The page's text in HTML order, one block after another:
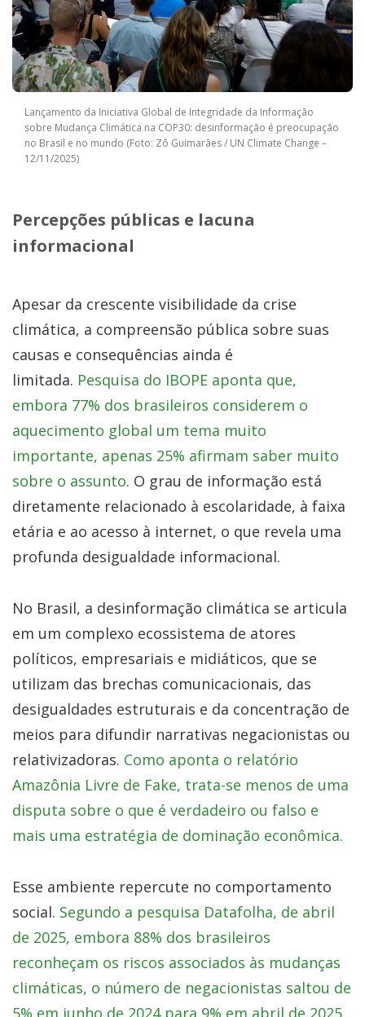
Lançamento da Iniciativa Global de Integridade da Informação
sobre Mudança Climática na COP30: desinformação é preocupação
no Brasil e no mundo (Foto: Zô Guimarães / UN Climate Change –
12/11/2025)
Percepções públicas e lacuna
informacional
Apesar da crescente visibilidade da crise
climática, a compreensão pública sobre suas
causas e consequências ainda é
limitada. Pesquisa do IBOPE aponta que,
embora 77% dos brasileiros considerem o
aquecimento global um tema muito
importante, apenas 25% afirmam saber muito
sobre o assunto. O grau de informação está
diretamente relacionado à escolaridade, à faixa
etária e ao acesso à internet, o que revela uma
profunda desigualdade informacional.
No Brasil, a desinformação climática se articula
em um complexo ecossistema de atores
políticos, empresariais e midiáticos, que se
utilizam das brechas comunicacionais, das
desigualdades estruturais e da concentração de
meios para difundir narrativas negacionistas ou
relativizadoras. Como aponta o relatório
Amazônia Livre de Fake, trata-se menos de uma
disputa sobre o que é verdadeiro ou falso e
mais uma estratégia de dominação econômica.
Esse ambiente repercute no comportamento
social. Segundo a pesquisa Datafolha, de abril
de 2025, embora 88% dos brasileiros
reconheçam os riscos associados às mudanças
climáticas, o número de negacionistas saltou de
5% em junho de 2024 para 9% em abril de 2025.